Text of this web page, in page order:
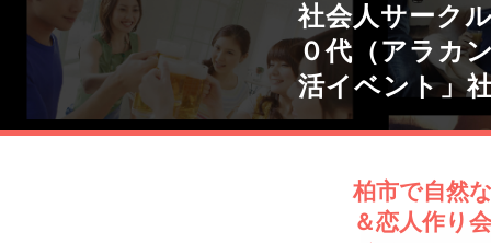
社会人サーク
０代（アラカ
活イベント」
柏市で自然
＆恋人作り